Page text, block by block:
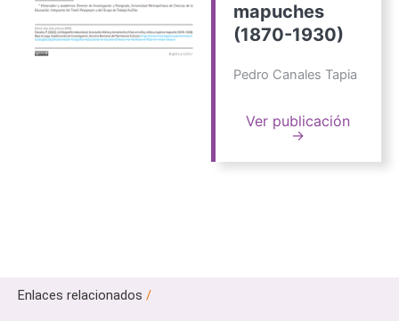
mapuches
(1870-1930)
Pedro Canales Tapia
Ver publicación
→
Enlaces relacionados /